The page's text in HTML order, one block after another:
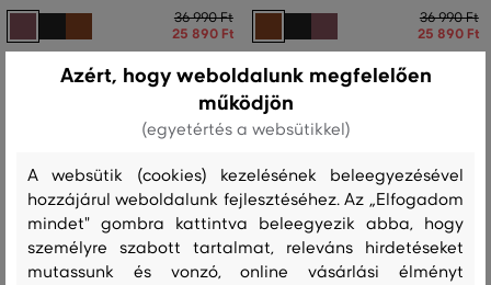
36 990 Ft
25 890 Ft
36 990 Ft
25 890 Ft
S, M, L
Azért, hogy weboldalunk megfelelően
működjön
(egyetértés a websütikkel)
A websütik (cookies) kezelésének beleegyezésével
hozzájárul weboldalunk fejlesztéséhez. Az „Elfogadom
mindet" gombra kattintva beleegyezik abba, hogy
személyre szabott tartalmat, releváns hirdetéseket
mutassunk és vonzó, online vásárlási élményt